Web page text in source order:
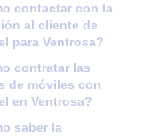
contactar con la
al cliente de
para Ventrosa?
contratar las
de móviles con
en Ventrosa?
saber la